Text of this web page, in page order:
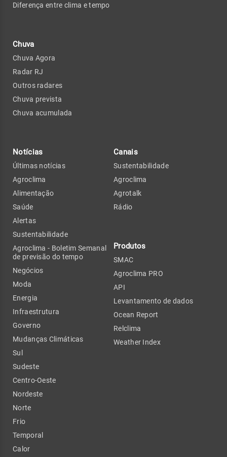
Diferença entre clima e tempo
Chuva
Chuva Agora
Radar RJ
Outros radares
Chuva prevista
Chuva acumulada
Notícias
Últimas notícias
Agroclima
Alimentação
Saúde
Alertas
Sustentabilidade
Agroclima - Boletim Semanal
de previsão do tempo
Negócios
Moda
Energia
Infraestrutura
Governo
Mudanças Climáticas
Sul
Sudeste
Centro-Oeste
Nordeste
Norte
Frio
Temporal
Calor
Canais
Sustentabilidade
Agroclima
Agrotalk
Rádio
Produtos
SMAC
Agroclima PRO
API
Levantamento de dados
Ocean Report
Relclima
Weather Index